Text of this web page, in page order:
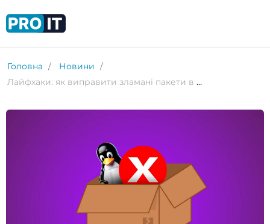
Головна
Новини
Лайфхаки: як виправити зламані пакети в Linux